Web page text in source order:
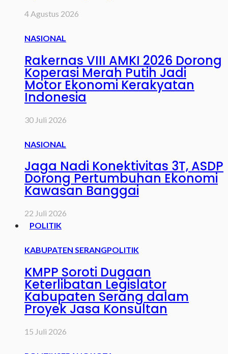
4 Agustus 2026
NASIONAL
Rakernas VIII AMKI 2026 Dorong
Koperasi Merah Putih Jadi
Motor Ekonomi Kerakyatan
Indonesia
30 Juli 2026
NASIONAL
Jaga Nadi Konektivitas 3T, ASDP
Dorong Pertumbuhan Ekonomi
Kawasan Banggai
22 Juli 2026
POLITIK
KABUPATEN SERANGPOLITIK
KMPP Soroti Dugaan
Keterlibatan Legislator
Kabupaten Serang dalam
Proyek Jasa Konsultan
15 Juli 2026